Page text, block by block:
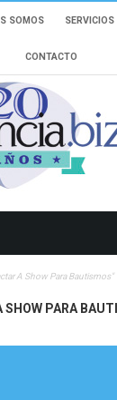
SOMOS SERVICIOS
CONTACTO
A Show Para Bautismos"
SHOW PARA